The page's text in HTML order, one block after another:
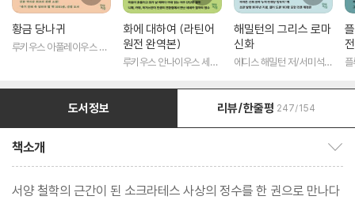
황금 당나귀
루키우스 아풀레이우스 저/
화에 대하여 (라틴어
원전 완역본)
루키우스 안나이우스 세네
해밀턴의 그리스 로마
신화
에디스 해밀턴 저/서미석
도서정보 리뷰/한줄평 247/154
책소개
서양 철학의 근간이 된 소크라테스 사상의 정수를 한 권으로 만나다